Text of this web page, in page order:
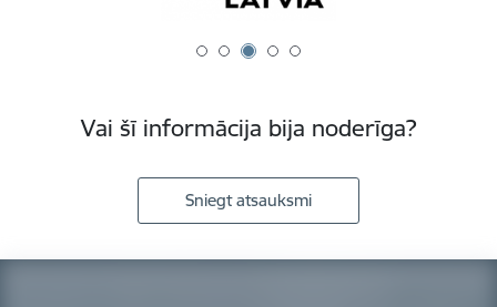
Vai šī informācija bija noderīga?
Sniegt atsauksmi